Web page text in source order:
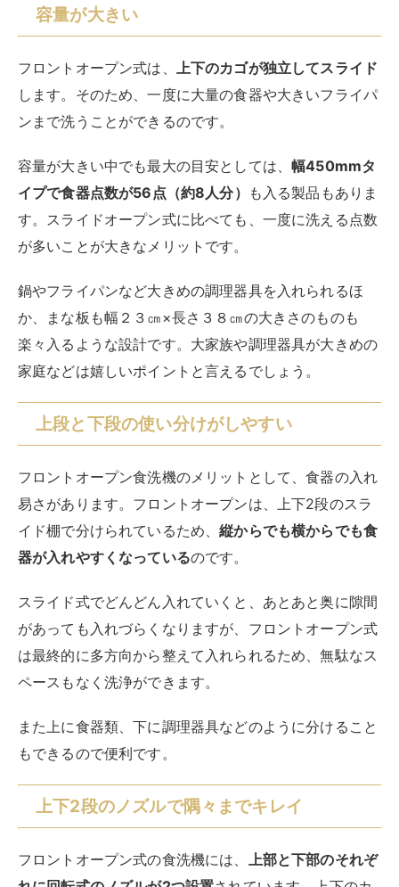
容量が大きい
フロントオープン式は、 上下のカゴが独立してスライド
します。そのため、一度に大量の食器や大きいフライパ
ンまで洗うことができるのです。
容量が大きい中でも最大の目安としては、幅450mmタ
イプで食器点数が56点（約8人分） も入る製品もありま
す。スライドオープン式に比べても、一度に洗える点数
が多いことが大きなメリットです。
鍋やフライパンなど大きめの調理器具を入れられるほ
か、まな板も幅２３㎝×長さ３８㎝の大きさのものも
楽々入るような設計です。大家族や調理器具が大きめの
家庭などは嬉しいポイントと言えるでしょう。
上段と下段の使い分けがしやすい
フロントオープン食洗機のメリットとして、食器の入れ
易さがあります。フロントオープンは、上下2段のスラ
イド棚で分けられているため、縦からでも横からでも食
器が入れやすくなっているのです。
スライド式でどんどん入れていくと、あとあと奥に隙間
があっても入れづらくなりますが、フロントオープン式
は最終的に多方向から整えて入れられるため、無駄なス
ペースもなく洗浄ができます。
また上に食器類、下に調理器具などのように分けること
もできるので便利です。
上下2段のノズルで隅々までキレイ
フロントオープン式の食洗機には、 上部と下部のそれぞ